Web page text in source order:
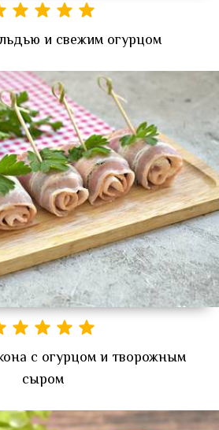
и свежим огурцом
с огурцом и творожным
сыром